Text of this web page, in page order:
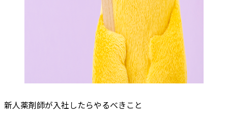
新人薬剤師が入社したらやるべきこと